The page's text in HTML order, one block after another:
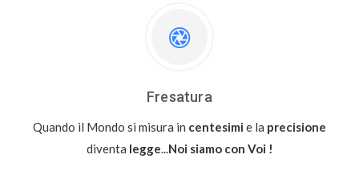
Fresatura
Quando il Mondo si misura in centesimi e la precisione
diventa legge...Noi siamo con Voi !